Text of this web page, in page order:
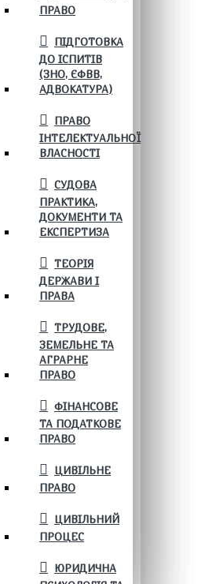
ПРАВО
ПІДГОТОВКА
ДО ІСПИТІВ
(ЗНО, ЄФВВ,
АДВОКАТУРА)
ПРАВО
ІНТЕЛЕКТУАЛЬНОЇ
ВЛАСНОСТІ
СУДОВА
ПРАКТИКА,
ДОКУМЕНТИ ТА
ЕКСПЕРТИЗА
ТЕОРІЯ
ДЕРЖАВИ І
ПРАВА
ТРУДОВЕ,
ЗЕМЕЛЬНЕ ТА
АГРАРНЕ
ПРАВО
ФІНАНСОВЕ
ТА ПОДАТКОВЕ
ПРАВО
ЦИВІЛЬНЕ
ПРАВО
ЦИВІЛЬНИЙ
ПРОЦЕС
ЮРИДИЧНА